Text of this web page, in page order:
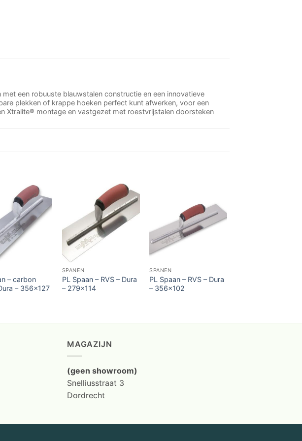
een robuuste blauwstalen constructie en een innovatieve
plekken of krappe hoeken perfect kunt afwerken, voor een
Xtralite® montage en vastgezet met roestvrijstalen doorsteken
– carbon
– 356×127
SPANEN
PL Spaan – RVS – Dura
– 279×114
SPANEN
PL Spaan – RVS – Dura
– 356×102
MAGAZIJN
(geen showroom)
Snelliusstraat 3
Dordrecht